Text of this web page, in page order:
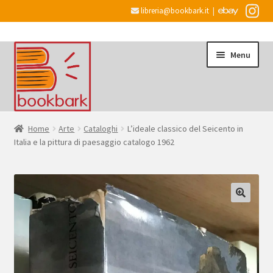
libreria@bookbark.it |
Vai
alla
navigazione
Vai
al
contenuto
Menu
Home
il
menu
child
Desiderata
Checkout
Account
Espandi
il
Home Arte Cataloghi
L’ideale classico del Seicento in
Italia e la pittura di paesaggio catalogo 1962